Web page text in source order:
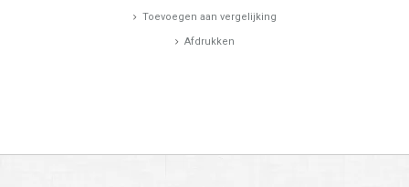
Toevoegen aan vergelijking
Afdrukken